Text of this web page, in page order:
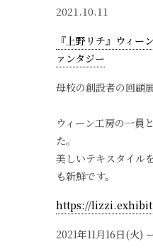
2021.10.11
『上野リチ』ウィー
ァンタジー
母校の創設者の回顧
ウィーン工房の一員
た。
美しいテキスタイル
も新鮮です。
https://
2021年11月16日(火)